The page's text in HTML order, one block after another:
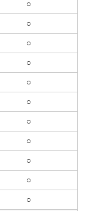
○
○
○
○
○
○
○
○
○
○
○